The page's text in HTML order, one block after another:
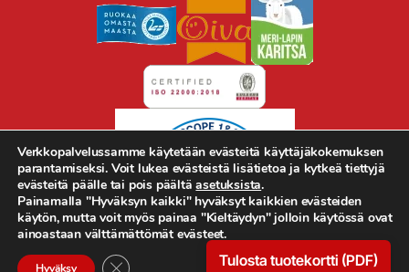
Tulosta tuotekortti (PDF)
Verkkopalvelussamme käytetään evästeitä käyttäjäkokemuksen
parantamiseksi. Voit lukea evästeistä lisätietoa ja kytkeä tiettyjä
evästeitä päälle tai pois päältäasetuksista.
Painamalla "Hyväksyn kaikki" hyväksyt kaikkien evästeiden
käytön, mutta voit myös painaa "Kieltäydyn" jolloin käytössä ovat
ainoastaan välttämättömät evästeet.
Hyväksy Sulje evästebanneri